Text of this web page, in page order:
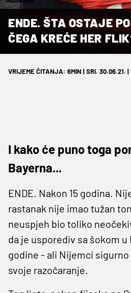
ENDE. ŠTA OSTAJE
ČEGA KREĆE HER
VRIJEME ČITANJA: 6MIN | SRI. 30.06.21.
I kako će puno toga
Bayerna...
ENDE. Nakon 15 godina.
rastanak nije imao tužan
neuspjeh bio toliko
da je usporediv sa šokom
godine - ali Nijemci
svoje razočaranje.